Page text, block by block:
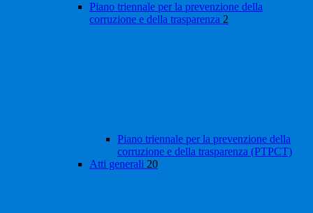
Piano triennale per la prevenzione della
corruzione e della trasparenza 2
Piano triennale per la prevenzione della
corruzione e della trasparenza (PTPCT)
Atti generali 20